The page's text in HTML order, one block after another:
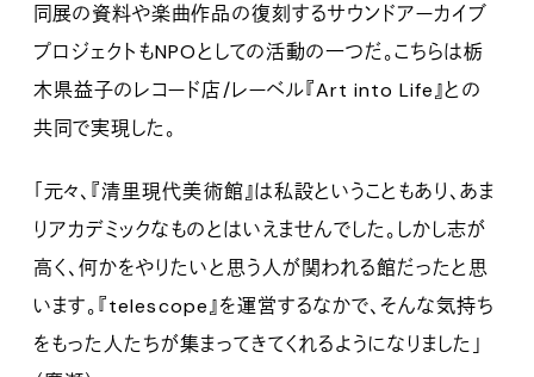
同展の資料や楽曲作品の復刻するサウンドアーカイブ
プロジェクトもNPOとしての活動の一つだ。こちらは栃
木県益子のレコード店/レーベル『Art into Life』との
共同で実現した。
「元々、『清里現代美術館』は私設ということもあり、あま
りアカデミックなものとはいえませんでした。しかし志が
高く、何かをやりたいと思う人が関われる館だったと思
います。『telescope』を運営するなかで、そんな気持ち
をもった人たちが集まってきてくれるようになりました」